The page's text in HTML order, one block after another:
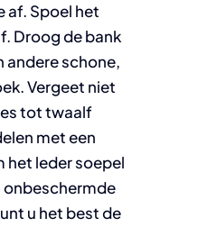
af. Spoel het
Droog de bank
schone,
Vergeet niet
tot twaalf
met een
het leder soepel
onbeschermde
u het best de